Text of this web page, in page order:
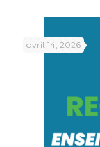
avril 14, 2026